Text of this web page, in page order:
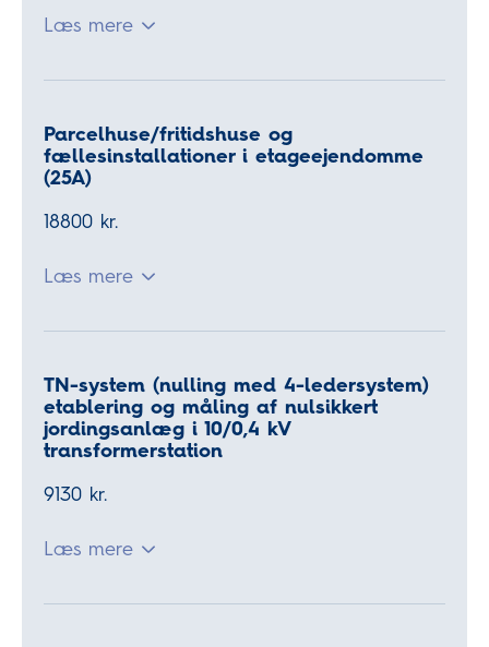
Læs mere
Parcelhuse/fritidshuse og
fællesinstallationer i etageejendomme
(25A)
18800 kr.
Læs mere
TN-system (nulling med 4-ledersystem)
etablering og måling af nulsikkert
jordingsanlæg i 10/0,4 kV
transformerstation
9130 kr.
Læs mere